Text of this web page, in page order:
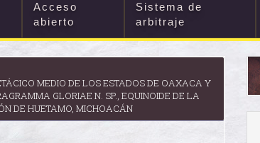
Acceso
abierto
Sistema de
arbitraje
MEDIO DE LOS ESTADOS DE OAXACA Y
GLORIAE N. SP., EQUINOIDE DE LA
DE HUETAMO, MICHOACÁN